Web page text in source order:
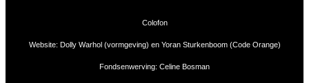
Colofon
Website: Dolly Warhol (vormgeving) en Yoran Sturkenboom (Code Orange)
Fondsenwerving: Celine Bosman